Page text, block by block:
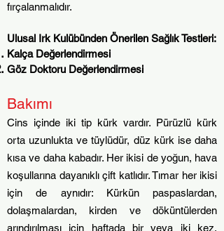
fırçalanmalıdır.
Ulusal Irk Kulübünden Önerilen Sağlık Testleri:
Kalça Değerlendirmesi
Göz Doktoru Değerlendirmesi
Bakımı
Cins içinde iki tip kürk vardır. Pürüzlü kürk
orta uzunlukta ve tüylüdür, düz kürk ise daha
kısa ve daha kabadır. Her ikisi de yoğun, hava
koşullarına dayanıklı çift katlıdır. Tımar her ikisi
için de aynıdır: Kürkün paspaslardan,
dolaşmalardan, kirden ve döküntülerden
arındırılması için haftada bir veya iki kez,